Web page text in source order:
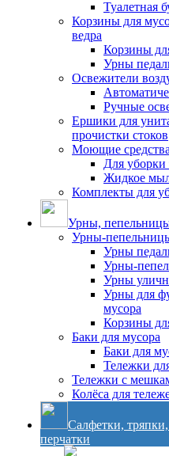
Туалетная
Корзины для
ведра
Корзины
Урны
Освежители
Ручные
Ершики для
прочистки стоков
Моющие
Для уборки
Жидкое
Комплекты для
Урны,
Урны-
Урны
Урны-
Урны
Урны для
мусора
Корзины
Баки для мусора
Баки для
Тележки
Тележки с
Колёса для
Салфетки,
перчатки